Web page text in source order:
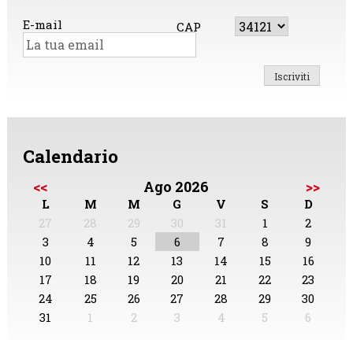
E-mail CAP
Calendario
<< Ago 2026 >>
L M M G V S
D
27
28 29 30 31 1
2
3
4 5 6 7 8
9
10
11 12 13 14 15
16
17
18 19 20 21 22
23
24
25 26 27 28 29
30
31
1 2 3 4 5 6